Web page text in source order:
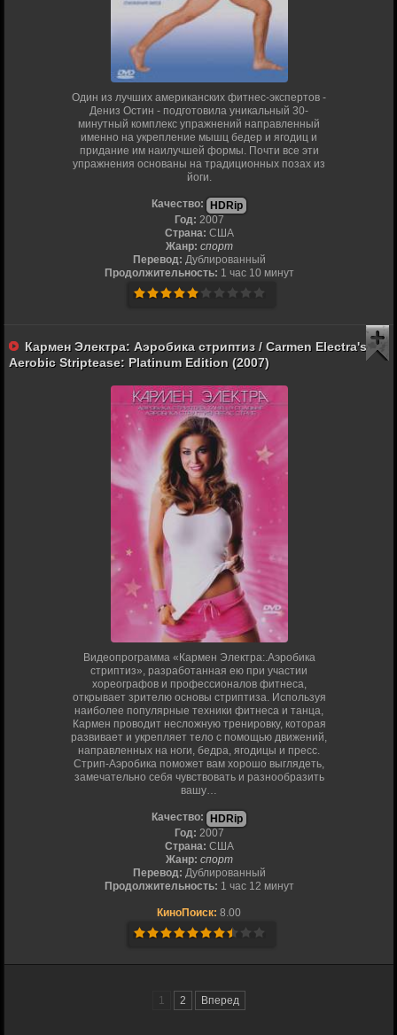
Один из лучших американских фитнес-экспертов -
Дениз Остин - подготовила уникальный 30-
минутный комплекс упражнений направленный
именно на укрепление мышц бедер и ягодиц и
придание им наилучшей формы. Почти все эти
упражнения основаны на традиционных позах из
йоги.
Качество:
HDRip
Год: 2007
Страна: США
Жанр: спорт
Перевод: Дублированный
Продолжительность: 1 час 10 минут
Кармен Электра: Аэробика стриптиз / Carmen Electra's
Aerobic Striptease: Platinum Edition (2007)
Видеопрограмма «Кармен Электра:.Аэробика
стриптиз», разработанная ею при участии
хореографов и профессионалов фитнеса,
открывает зрителю основы стриптиза. Используя
наиболее популярные техники фитнеса и танца,
Кармен проводит несложную тренировку, которая
развивает и укрепляет тело с помощью движений,
направленных на ноги, бедра, ягодицы и пресс.
Стрип-Аэробика поможет вам хорошо выглядеть,
замечательно себя чувствовать и разнообразить
вашу…
Качество:
HDRip
Год: 2007
Страна: США
Жанр: спорт
Перевод: Дублированный
Продолжительность: 1 час 12 минут
КиноПоиск: 8.00
1 2 Вперед